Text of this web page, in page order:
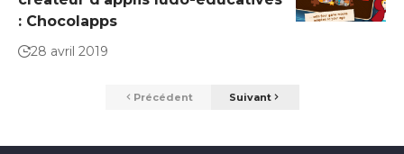
: Chocolapps
28 avril 2019
Précédent Suivant